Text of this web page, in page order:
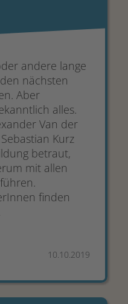
andere lange
nächsten
Aber
alles.
Van der
Kurz
betraut,
mit allen
finden
10.10.2019